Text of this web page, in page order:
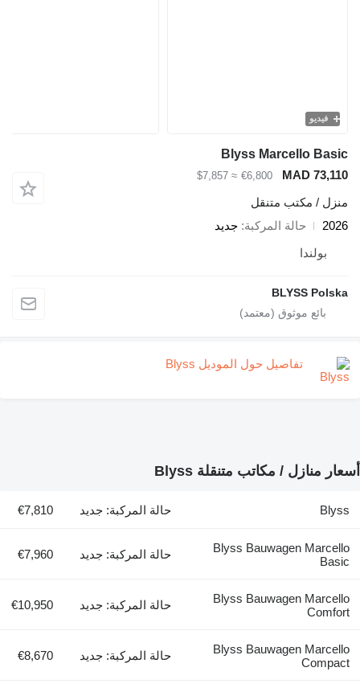
فيديو
Blyss Marcello Basic
MAD 73,110
€6,800
≈ $7,857
منزل / مكتب متنقل
2026
حالة المركبة جديد
بولندا
BLYSS Polska
تفاصيل حول الموديل Blyss
أسعار منازل / مكاتب متنقلة Blyss
Blyss حالة المركبة: جديد €7,810
Blyss Bauwagen Marcello
Basic
حالة المركبة: جديد €7,960
Blyss Bauwagen Marcello
Comfort
حالة المركبة: جديد €10,950
Blyss Bauwagen Marcello
Compact
حالة المركبة: جديد €8,670